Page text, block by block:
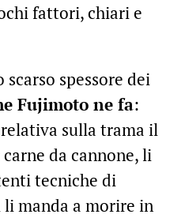
fattori, chiari e
spessore dei
Fujimoto ne fa:
sulla trama il
da cannone, li
tecniche di
manda a morire in